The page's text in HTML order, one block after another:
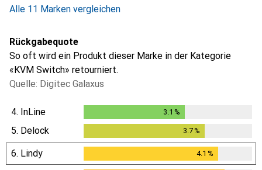
Alle 11 Marken vergleichen
Rückgabequote
So oft wird ein Produkt dieser Marke in der Kategorie
«KVM Switch» retourniert.
Quelle: Digitec Galaxus
4. InLine 3.1 %
5. Delock 3.7 %
6. Lindy 4.1 %